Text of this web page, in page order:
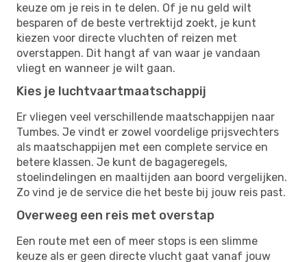
keuze om je reis in te delen. Of je nu geld wilt
besparen of de beste vertrektijd zoekt, je kunt
kiezen voor directe vluchten of reizen met
overstappen. Dit hangt af van waar je vandaan
vliegt en wanneer je wilt gaan.
Kies je luchtvaartmaatschappij
Er vliegen veel verschillende maatschappijen naar
Tumbes. Je vindt er zowel voordelige prijsvechters
als maatschappijen met een complete service en
betere klassen. Je kunt de bagageregels,
stoelindelingen en maaltijden aan boord vergelijken.
Zo vind je de service die het beste bij jouw reis past.
Overweeg een reis met overstap
Een route met een of meer stops is een slimme
keuze als er geen directe vlucht gaat vanaf jouw